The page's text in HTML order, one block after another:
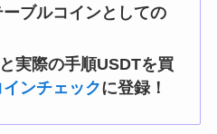
ブルコインとしての
実際の手順USDTを買
インチェックに登録！